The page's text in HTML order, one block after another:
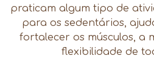
praticam algum tipo de
para os sedentários,
fortalecer os músculos, a
flexibilidade de